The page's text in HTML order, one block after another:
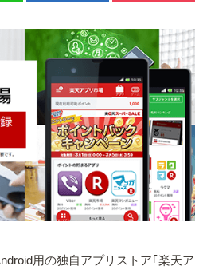
用の独自アプリストア｢楽天ア